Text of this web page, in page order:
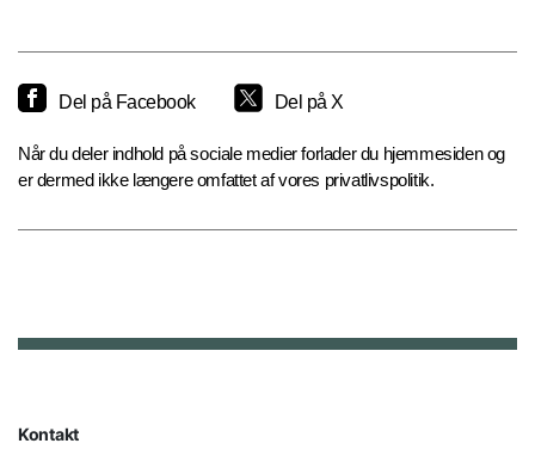
Del på Facebook Del på X
Når du deler indhold på sociale medier forlader du hjemmesiden og
er dermed ikke længere omfattet af vores privatlivspolitik.
Kontakt